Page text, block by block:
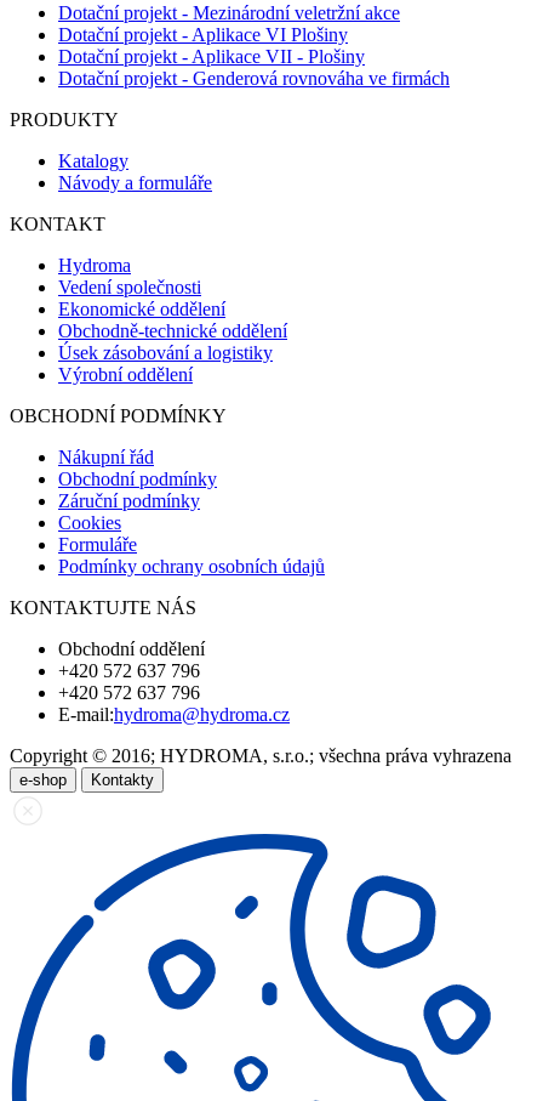
Dotační projekt - Mezinárodní veletržní akce
Dotační projekt - Aplikace VI Plošiny
Dotační projekt - Aplikace VII - Plošiny
Dotační projekt - Genderová rovnováha ve firmách
PRODUKTY
Katalogy
Návody a formuláře
KONTAKT
Hydroma
Vedení společnosti
Ekonomické oddělení
Obchodně-technické oddělení
Úsek zásobování a logistiky
Výrobní oddělení
OBCHODNÍ PODMÍNKY
Nákupní řád
Obchodní podmínky
Záruční podmínky
Cookies
Formuláře
Podmínky ochrany osobních údajů
KONTAKTUJTE NÁS
Obchodní oddělení
+420 572 637 796
+420 572 637 796
E-mail:hydroma@hydroma.cz
Copyright © 2016; HYDROMA, s.r.o.; všechna práva vyhrazena
e-shop Kontakty